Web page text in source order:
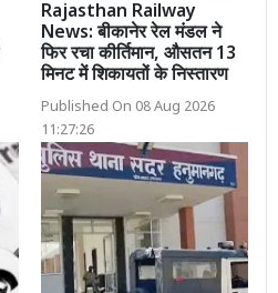
Rajasthan Railway
News: बीकानेर रेल मंडल ने
फिर रचा कीर्तिमान, औसतन 13
मिनट में शिकायतों के निस्तारण
Published On 08 Aug 2026
11:27:26